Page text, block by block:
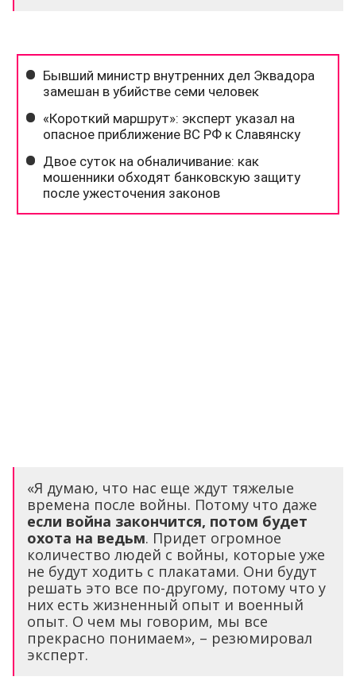
«Я думаю, что нас еще ждут тяжелые
времена после войны. Потому что даже
если война закончится, потом будет
охота на ведьм. Придет огромное
количество людей с войны, которые уже
не будут ходить с плакатами. Они будут
решать это все по-другому, потому что у
них есть жизненный опыт и военный
опыт. О чем мы говорим, мы все
прекрасно понимаем», – резюмировал
эксперт.